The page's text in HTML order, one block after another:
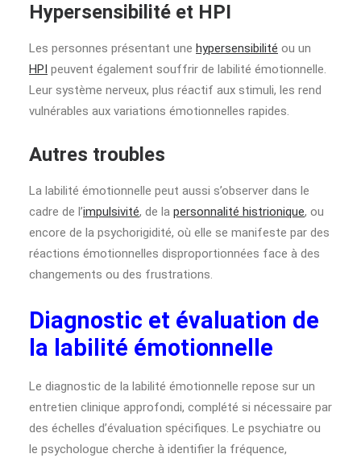
Hypersensibilité et HPI
Les personnes présentant une hypersensibilité ou un
HPI peuvent également souffrir de labilité émotionnelle.
Leur système nerveux, plus réactif aux stimuli, les rend
vulnérables aux variations émotionnelles rapides.
Autres troubles
La labilité émotionnelle peut aussi s’observer dans le
cadre de l’impulsivité, de la personnalité histrionique, ou
encore de la psychorigidité, où elle se manifeste par des
réactions émotionnelles disproportionnées face à des
changements ou des frustrations.
Diagnostic et évaluation de
la labilité émotionnelle
Le diagnostic de la labilité émotionnelle repose sur un
entretien clinique approfondi, complété si nécessaire par
des échelles d’évaluation spécifiques. Le psychiatre ou
le psychologue cherche à identifier la fréquence,